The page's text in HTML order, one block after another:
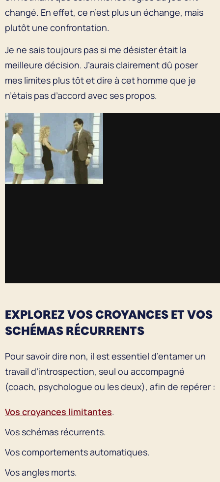
changé. En effet, ce n’est plus un échange, mais
plutôt une confrontation.
Je ne sais toujours pas si me désister était la
meilleure décision. J’aurais clairement dû poser
mes limites plus tôt et dire à cet homme que je
n’étais pas d’accord avec ses propos.
EXPLOREZ VOS CROYANCES ET VOS
SCHÉMAS RÉCURRENTS
Pour savoir dire non, il est essentiel d’entamer un
travail d’introspection, seul ou accompagné
(coach, psychologue ou les deux), afin de repérer :
Vos croyances limitantes.
Vos schémas récurrents.
Vos comportements automatiques.
Vos angles morts.